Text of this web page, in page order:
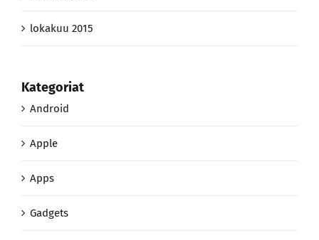
lokakuu 2015
Kategoriat
Android
Apple
Apps
Gadgets